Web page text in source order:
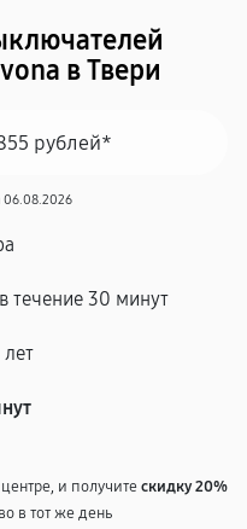
в Твери
рублей*
06.08.2026
в течение 30 минут
и получитескидку 20%
в тот же день